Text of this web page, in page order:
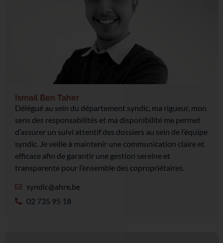
Ismail Ben Taher
Délégué au sein du département syndic, ma rigueur, mon
sens des responsabilités et ma disponibilité me permet
d’assurer un suivi attentif des dossiers au sein de l’équipe
syndic. Je veille à maintenir une communication claire et
efficace afin de garantir une gestion sereine et
transparente pour l’ensemble des copropriétaires.
syndic@ahre.be
02 735 95 18